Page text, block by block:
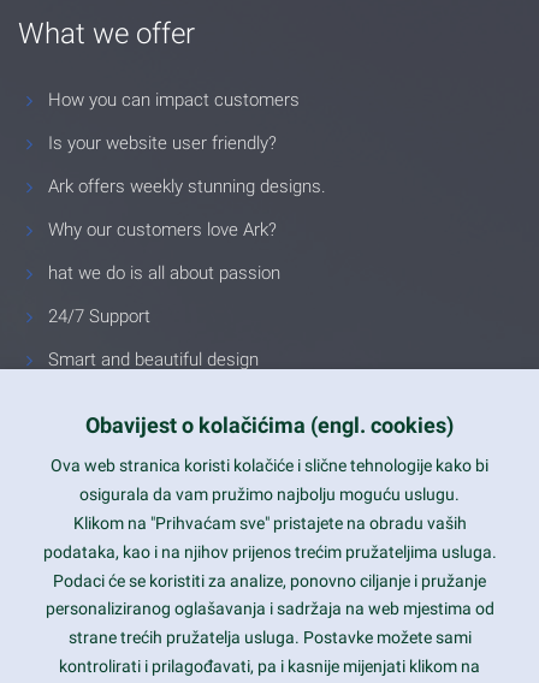
What we offer
How you can impact customers
Is your website user friendly?
Ark offers weekly stunning designs.
Why our customers love Ark?
hat we do is all about passion
24/7 Support
Smart and beautiful design
Latest trends and much more...
Contact Info
1600 Amphitheatre Parkway, Mountain View, CA 94043
Obavijest o kolačićima (engl. cookies)
Ova web stranica koristi kolačiće i slične tehnologije kako bi
osigurala da vam pružimo najbolju moguću uslugu.
Klikom na "Prihvaćam sve" pristajete na obradu vaših
podataka, kao i na njihov prijenos trećim pružateljima usluga.
Podaci će se koristiti za analize, ponovno ciljanje i pružanje
personaliziranog oglašavanja i sadržaja na web mjestima od
strane trećih pružatelja usluga. Postavke možete sami
kontrolirati i prilagođavati, pa i kasnije mijenjati klikom na